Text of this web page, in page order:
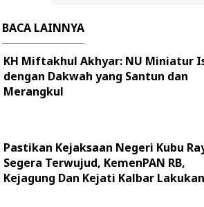
BACA LAINNYA
KH Miftakhul Akhyar: NU Miniatur
dengan Dakwah yang Santun dan
Merangkul
Pastikan Kejaksaan Negeri Kubu
Segera Terwujud, KemenPAN RB,
Kejagung Dan Kejati Kalbar